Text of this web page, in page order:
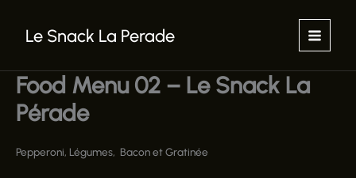
contenuLe Snack La Perade
Food Menu 02 – Le Snack La
Pérade
Pepperoni, Légumes, Bacon et Gratinée